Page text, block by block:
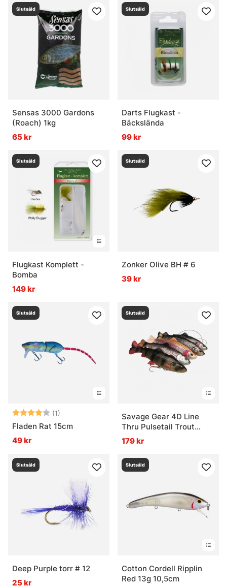
Slutsåld
Sensas 3000 Gardons
(Roach) 1kg
65 kr
Slutsåld
Darts Flugkast -
Bäckslända
99 kr
Slutsåld
Flugkast Komplett -
Bomba
149 kr
Slutsåld
Zonker Olive BH # 6
39 kr
Slutsåld
Betyg: (1)
4.0 utav 5 stjärnor
Fladen Rat 15cm
49 kr
Slutsåld
Savage Gear 4D Line
Thru Pulsetail Trout
16cm 51g
179 kr
Slutsåld
Deep Purple torr # 12
25 kr
Slutsåld
Cotton Cordell Ripplin
Red 13g 10,5cm